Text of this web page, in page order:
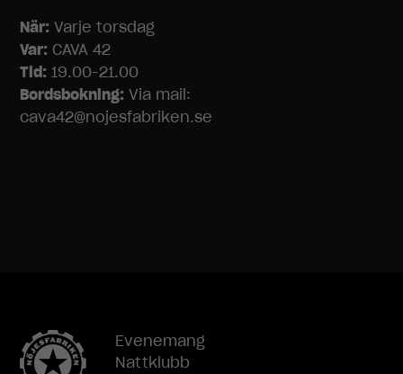
När: Varje torsdag
Var: CAVA 42
Tid:19.00-21.00
Bordsbokning: Via mail:
cava42@nojesfabriken.se
Evenemang
Nattklubb